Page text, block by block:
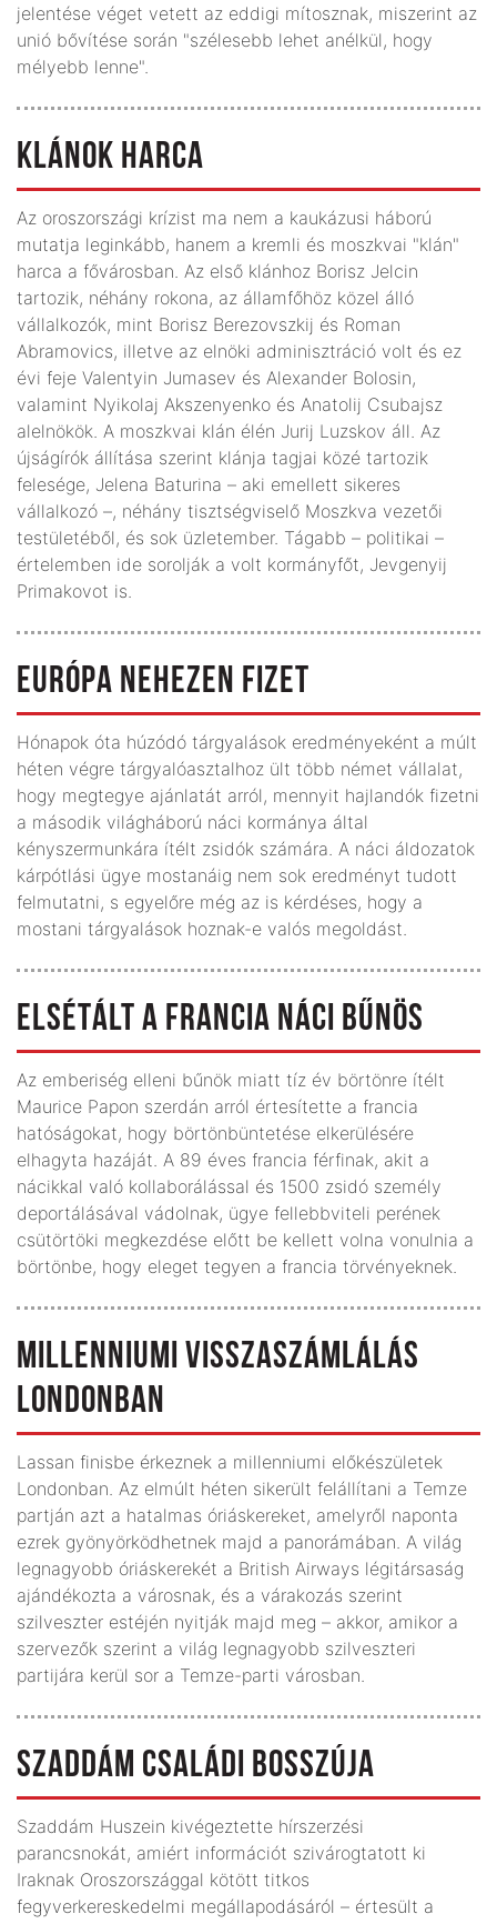
jelentése véget vetett az eddigi mítosznak, miszerint az
unió bővítése során "szélesebb lehet anélkül, hogy
mélyebb lenne".
KLÁNOK HARCA
Az oroszországi krízist ma nem a kaukázusi háború
mutatja leginkább, hanem a kremli és moszkvai "klán"
harca a fővárosban. Az első klánhoz Borisz Jelcin
tartozik, néhány rokona, az államfőhöz közel álló
vállalkozók, mint Borisz Berezovszkij és Roman
Abramovics, illetve az elnöki adminisztráció volt és ez
évi feje Valentyin Jumasev és Alexander Bolosin,
valamint Nyikolaj Akszenyenko és Anatolij Csubajsz
alelnökök. A moszkvai klán élén Jurij Luzskov áll. Az
újságírók állítása szerint klánja tagjai közé tartozik
felesége, Jelena Baturina – aki emellett sikeres
vállalkozó –, néhány tisztségviselő Moszkva vezetői
testületéből, és sok üzletember. Tágabb – politikai –
értelemben ide sorolják a volt kormányfőt, Jevgenyij
Primakovot is.
EURÓPA NEHEZEN FIZET
Hónapok óta húzódó tárgyalások eredményeként a múlt
héten végre tárgyalóasztalhoz ült több német vállalat,
hogy megtegye ajánlatát arról, mennyit hajlandók fizetni
a második világháború náci kormánya által
kényszermunkára ítélt zsidók számára. A náci áldozatok
kárpótlási ügye mostanáig nem sok eredményt tudott
felmutatni, s egyelőre még az is kérdéses, hogy a
mostani tárgyalások hoznak-e valós megoldást.
ELSÉTÁLT A FRANCIA NÁCI BŰNÖS
Az emberiség elleni bűnök miatt tíz év börtönre ítélt
Maurice Papon szerdán arról értesítette a francia
hatóságokat, hogy börtönbüntetése elkerülésére
elhagyta hazáját. A 89 éves francia férfinak, akit a
nácikkal való kollaborálással és 1500 zsidó személy
deportálásával vádolnak, ügye fellebbviteli perének
csütörtöki megkezdése előtt be kellett volna vonulnia a
börtönbe, hogy eleget tegyen a francia törvényeknek.
MILLENNIUMI VISSZASZÁMLÁLÁS
LONDONBAN
Lassan finisbe érkeznek a millenniumi előkészületek
Londonban. Az elmúlt héten sikerült felállítani a Temze
partján azt a hatalmas óriáskereket, amelyről naponta
ezrek gyönyörködhetnek majd a panorámában. A világ
legnagyobb óriáskerekét a British Airways légitársaság
ajándékozta a városnak, és a várakozás szerint
szilveszter estéjén nyitják majd meg – akkor, amikor a
szervezők szerint a világ legnagyobb szilveszteri
partijára kerül sor a Temze-parti városban.
SZADDÁM CSALÁDI BOSSZÚJA
Szaddám Huszein kivégeztette hírszerzési
parancsnokát, amiért információt szivárogtatott ki
Iraknak Oroszországgal kötött titkos
fegyverkereskedelmi megállapodásáról – értesült a